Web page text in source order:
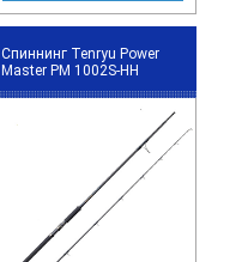
Спиннинг Tenryu Power
Master PM 1002S-HH